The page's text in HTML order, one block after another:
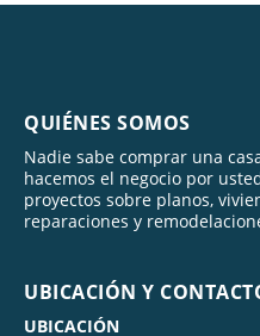
QUIÉNES SOMOS
Nadie sabe comprar una
hacemos el negocio por
proyectos sobre planos,
reparaciones y
UBICACIÓN Y CONTACTO